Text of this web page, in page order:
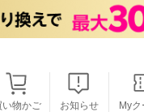
い物かご お知らせ Myク